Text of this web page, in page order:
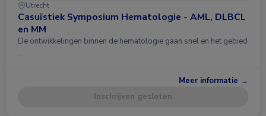
Utrecht
Casuïstiek Symposium Hematologie - AML, DLBCL
en MM
De ontwikkelingen binnen de hematologie gaan snel en het gebied
…
Meer informatie →
Inschrijven gesloten